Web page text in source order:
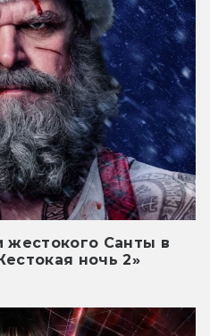
жестокого Санты в
ночь 2»